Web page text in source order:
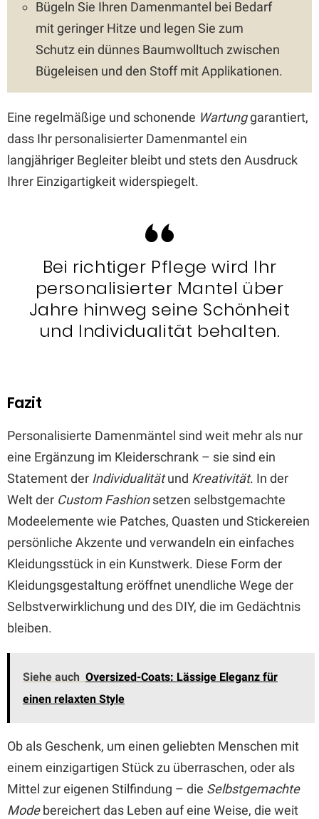
Bügeln Sie Ihren Damenmantel bei Bedarf
mit geringer Hitze und legen Sie zum
Schutz ein dünnes Baumwolltuch zwischen
Bügeleisen und den Stoff mit Applikationen.
Eine regelmäßige und schonende Wartunggarantiert,
dass Ihr personalisierter Damenmantel ein
langjähriger Begleiter bleibt und stets den Ausdruck
Ihrer Einzigartigkeit widerspiegelt.
Bei richtiger Pflege wird Ihr
personalisierter Mantel über
Jahre hinweg seine Schönheit
und Individualität behalten.
Fazit
Personalisierte Damenmäntel sind weit mehr als nur
eine Ergänzung im Kleiderschrank – sie sind ein
Statement der Individualitätund Kreativität. In der
Welt der Custom Fashionsetzen selbstgemachte
Modeelemente wie Patches, Quasten und Stickereien
persönliche Akzente und verwandeln ein einfaches
Kleidungsstück in ein Kunstwerk. Diese Form der
Kleidungsgestaltung eröffnet unendliche Wege der
Selbstverwirklichung und des DIY, die im Gedächtnis
bleiben.
Siehe auch Oversized-Coats: Lässige Eleganz für
einen relaxten Style
Ob als Geschenk, um einen geliebten Menschen mit
einem einzigartigen Stück zu überraschen, oder als
Mittel zur eigenen Stilfindung – die Selbstgemachte
Modebereichert das Leben auf eine Weise, die weit